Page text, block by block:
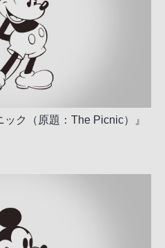
ク（原題：The Picnic）』